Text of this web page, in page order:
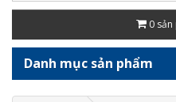
0 sản
Danh mục sản phẩm